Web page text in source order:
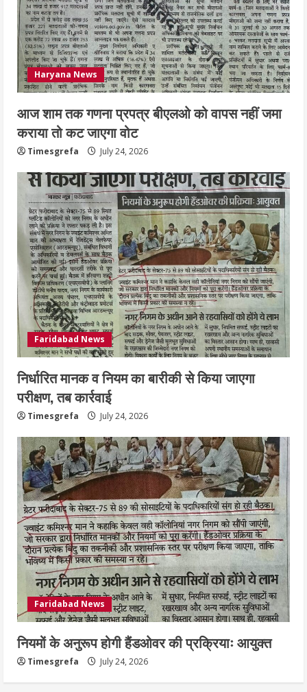
Haryana News
आज शाम तक गणना प्रपत्र बीएलओ को वापस नहीं जमा
कराया तो कट जाएगा वोट
Timesgrefa July 24, 2026
Faridabad News
निर्धारित मानक व नियम का बारीकी से किया जाएगा
परीक्षण, तब कार्रवाई
Timesgrefa July 24, 2026
Faridabad News
नियमों के अनुरूप होगी हैंडओवर की प्रक्रियाः आयुक्त
Timesgrefa July 24, 2026